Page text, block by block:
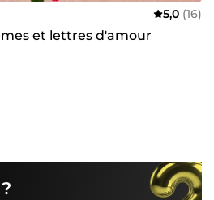
5,0 (16)
et lettres d'amour